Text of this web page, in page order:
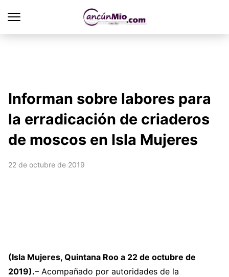
Informan sobre labores para
la erradicación de criaderos
de moscos en Isla Mujeres
22 de octubre de 2019
(Isla Mujeres, Quintana Roo a 22 de octubre de
2019).– Acompañado por autoridades de la